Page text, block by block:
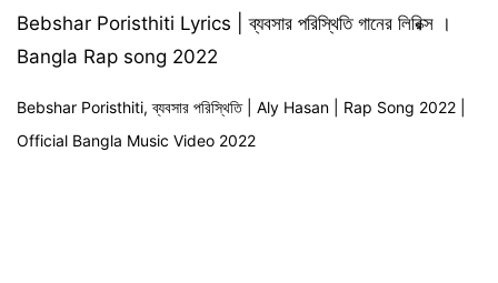
Bebshar Poristhiti Lyrics | ব্যবসার পরিস্থিতি গানের লিরিক্স ।
Bangla Rap song 2022
Bebshar Poristhiti, ব্যবসার পরিস্থিতি | Aly Hasan | Rap Song 2022 |
Official Bangla Music Video 2022